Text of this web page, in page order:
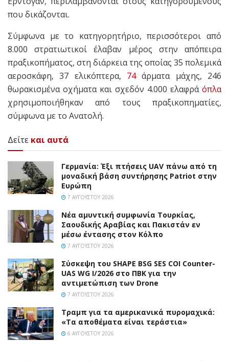
που δικάζονται.
Σύμφωνα με το κατηγορητήριο, περισσότεροι από
8.000 στρατιωτικοί έλαβαν μέρος στην απόπειρα
πραξικοπήματος, στη διάρκεια της οποίας 35 πολεμικά
αεροσκάφη, 37 ελικόπτερα, 74άρματα μάχης, 246
θωρακισμένα οχήματα και σχεδόν 4.000 ελαφρά όπλα
χρησιμοποιήθηκαν από τους πραξικοπηματίες,
σύμφωνα με το Ανατολή.
Δείτε και αυτά
Γερμανία: Έξι πτήσεις UAV πάνω από τη
μοναδική βάση συντήρησης Patriot στην
Ευρώπη
7 ΑΥΓΟΎΣΤΟΥ 2026
Νέα αμυντική συμφωνία Τουρκίας,
Σαουδικής Αραβίας και Πακιστάν εν
μέσω έντασης στον Κόλπο
7 ΑΥΓΟΎΣΤΟΥ 2026
Σύσκεψη του SHAPE BSG SES COI Counter-
UAS WG I/2026 στο ΠΒΚ για την
αντιμετώπιση των Drone
7 ΑΥΓΟΎΣΤΟΥ 2026
Τραμπ για τα αμερικανικά πυρομαχικά:
«Τα αποθέματα είναι τεράστια»
6 ΑΥΓΟΎΣΤΟΥ 2026